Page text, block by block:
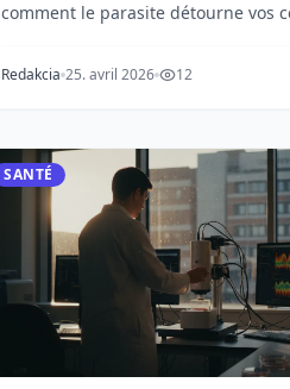
comment le parasite détourne vos
Redakcia 25. avril 2026 12
SANTÉ